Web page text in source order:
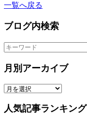
一覧へ戻る
ブログ内検索
月別アーカイブ
人気記事ランキング